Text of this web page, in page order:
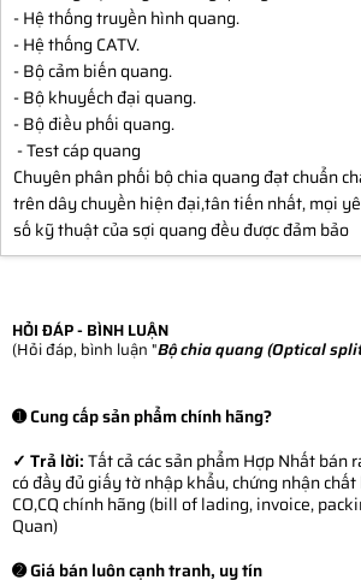
- Hệ thống truyền hình quang.
- Hệ thống CATV.
- Bộ cảm biến quang.
- Bộ khuyếch đại quang.
- Bộ điều phối quang.
- Test cáp quang
Chuyên phân phối bộ chia quang đạt chuẩn
trên dây chuyền hiện đại,tân tiến nhất, mọi
số kỹ thuật của sợi quang đều được đảm bảo
HỎI ĐÁP - BÌNH LUẬN
(Hỏi đáp, bình luận "Bộ chia quang (Optical
➊ Cung cấp sản phẩm chính hãng?
✓ Trả lời:Tất cả các sản phẩm Hợp Nhất bán
có đầy đủ giấy tờ nhập khẩu, chứng nhận
CO,CQ chính hãng (bill of lading, invoice,
Quan)
➋ Giá bán luôn cạnh tranh, uy tín